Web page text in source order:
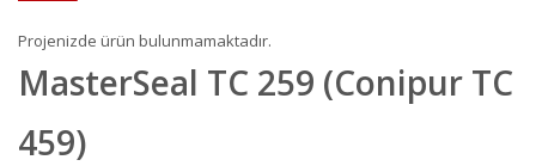
Projenizde ürün bulunmamaktadır.
MasterSeal TC 259 (Conipur TC
459)